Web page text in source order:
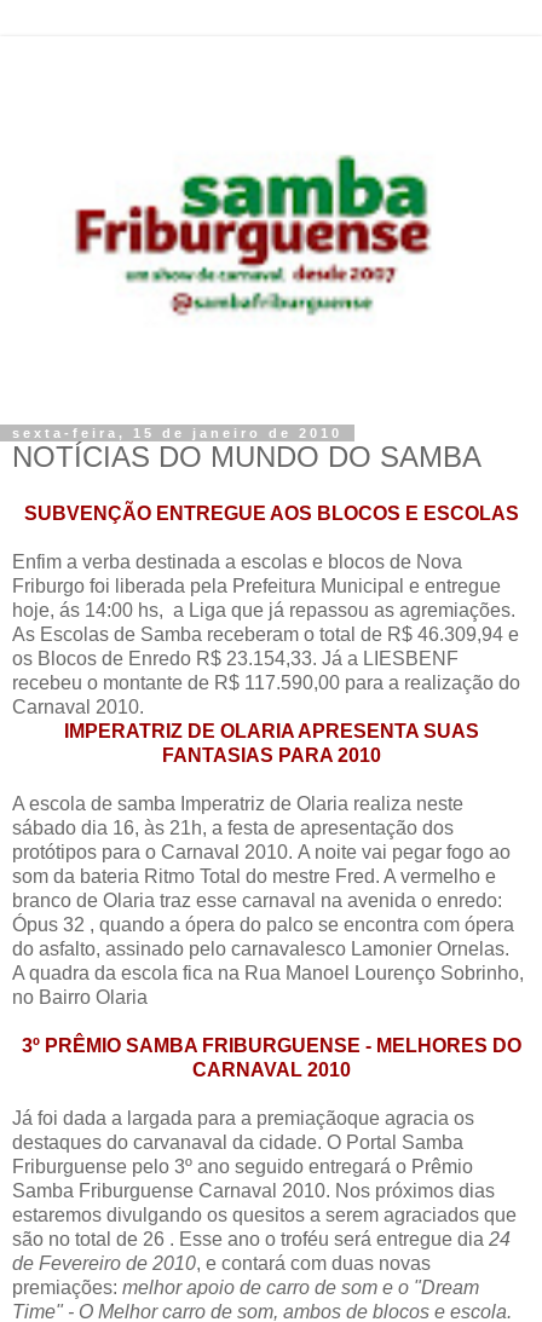
sexta-feira, 15 de janeiro de 2010
NOTÍCIAS DO MUNDO DO SAMBA
SUBVENÇÃO ENTREGUE AOS BLOCOS E ESCOLAS
Enfim a verba destinada a escolas e blocos de Nova
Friburgo foi liberada pela Prefeitura Municipal e entregue
hoje, ás 14:00 hs, a Liga que já repassou as agremiações.
As Escolas de Samba receberam o total de R$ 46.309,94 e
os Blocos de Enredo R$ 23.154,33. Já a LIESBENF
recebeu o montante de R$ 117.590,00 para a realização do
Carnaval 2010.
IMPERATRIZ DE OLARIA APRESENTA SUAS
FANTASIAS PARA 2010
A escola de samba Imperatriz de Olaria realiza neste
sábado dia 16, às 21h, a festa de apresentação dos
protótipos para o Carnaval 2010. A noite vai pegar fogo ao
som da bateria Ritmo Total do mestre Fred. A vermelho e
branco de Olaria traz esse carnaval na avenida o enredo:
Ópus 32 , quando a ópera do palco se encontra com ópera
do asfalto, assinado pelo carnavalesco Lamonier Ornelas.
A quadra da escola fica na Rua Manoel Lourenço Sobrinho,
no Bairro Olaria
3º PRÊMIO SAMBA FRIBURGUENSE - MELHORES DO
CARNAVAL 2010
Já foi dada a largada para a premiaçãoque agracia os
destaques do carvanaval da cidade. O Portal Samba
Friburguense pelo 3º ano seguido entregará o Prêmio
Samba Friburguense Carnaval 2010. Nos próximos dias
estaremos divulgando os quesitos a serem agraciados que
são no total de 26 . Esse ano o troféu será entregue dia 24
de Fevereiro de 2010, e contará com duas novas
premiações: melhor apoio de carro de som e o "Dream
Time" - O Melhor carro de som, ambos de blocos e escola.